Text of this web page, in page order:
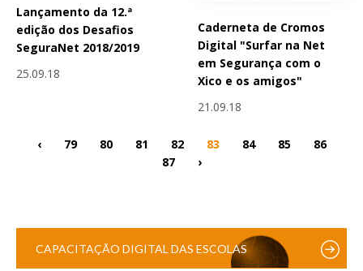
Lançamento da 12.ª
edição dos Desafios
SeguraNet 2018/2019
25.09.18
Caderneta de Cromos
Digital "Surfar na Net
em Segurança com o
Xico e os amigos"
21.09.18
‹ 79 80 81 82 83 84 85
86
87
›
CAPACITAÇÃO DIGITAL DAS ESCOLAS